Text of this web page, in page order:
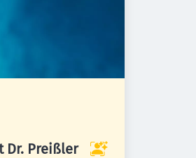
Dr. Preißler